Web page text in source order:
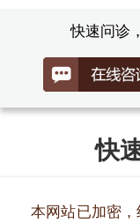
快速问诊
快
本网站已加密